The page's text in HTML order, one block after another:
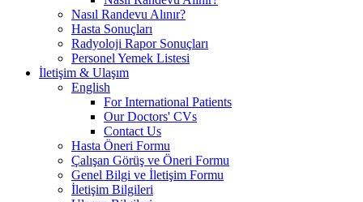
Nasıl Randevu Alınır?
Hasta Sonuçları
Radyoloji Rapor Sonuçları
Personel Yemek Listesi
İletişim & Ulaşım
English
For International Patients
Our Doctors' CVs
Contact Us
Hasta Öneri Formu
Çalışan Görüş ve Öneri Formu
Genel Bilgi ve İletişim Formu
İletişim Bilgileri